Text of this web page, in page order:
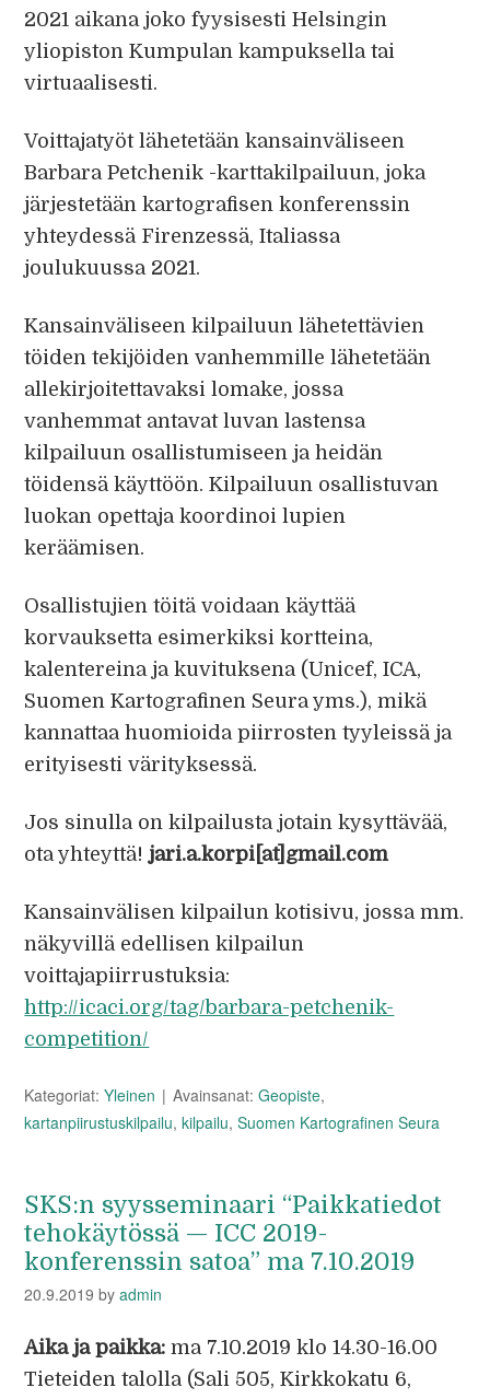
2021 aikana joko fyysisesti Helsingin
yliopiston Kumpulan kampuksella tai
virtuaalisesti.
Voittajatyöt lähetetään kansainväliseen
Barbara Petchenik -karttakilpailuun, joka
järjestetään kartografisen konferenssin
yhteydessä Firenzessä, Italiassa
joulukuussa 2021.
Kansainväliseen kilpailuun lähetettävien
töiden tekijöiden vanhemmille lähetetään
allekirjoitettavaksi lomake, jossa
vanhemmat antavat luvan lastensa
kilpailuun osallistumiseen ja heidän
töidensä käyttöön. Kilpailuun osallistuvan
luokan opettaja koordinoi lupien
keräämisen.
Osallistujien töitä voidaan käyttää
korvauksetta esimerkiksi kortteina,
kalentereina ja kuvituksena (Unicef, ICA,
Suomen Kartografinen Seura yms.), mikä
kannattaa huomioida piirrosten tyyleissä ja
erityisesti värityksessä.
Jos sinulla on kilpailusta jotain kysyttävää,
ota yhteyttä!jari.a.korpi[at]gmail.com
Kansainvälisen kilpailun kotisivu, jossa mm.
näkyvillä edellisen kilpailun
voittajapiirrustuksia:
http://icaci.org/tag/barbara-petchenik-
competition/
Kategoriat:Yleinen Avainsanat:Geopiste,
kartanpiirustuskilpailu,kilpailu,Suomen Kartografinen Seura
SKS:n syysseminaari “Paikkatiedot
tehokäytössä — ICC 2019-
konferenssin satoa” ma 7.10.2019
20.9.2019 byadmin
Aika ja paikka: ma 7.10.2019 klo 14.30-16.00
Tieteiden talolla (Sali 505, Kirkkokatu 6,